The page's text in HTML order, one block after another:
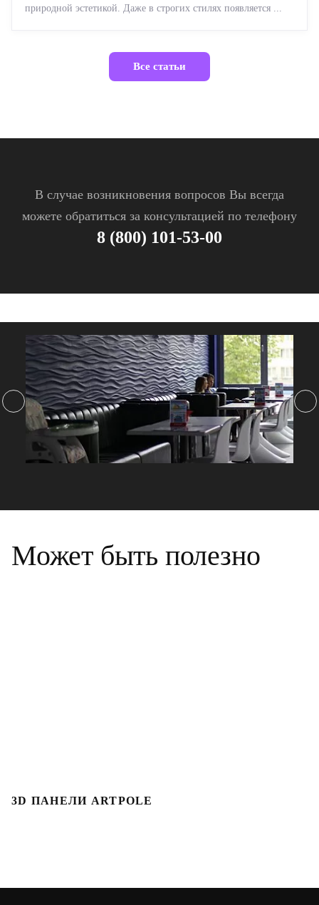
природной эстетикой. Даже в строгих стилях появляется ...
Все статьи
В случае возникновения вопросов Вы всегда
можете обратиться за консультацией по телефону
8 (800) 101-53-00
Может быть полезно
3D ПАНЕЛИ ARTPOLE